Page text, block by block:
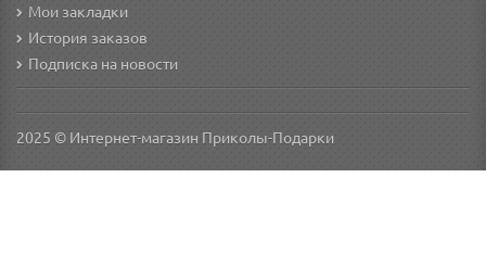
Мои закладки
История заказов
Подписка на новости
2025 © Интернет-магазин Приколы-Подарки